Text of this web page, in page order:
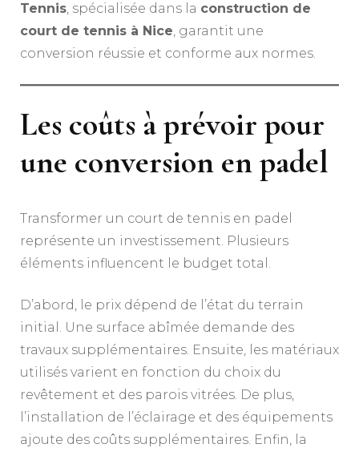
Tennis , spécialisée dans la construction de
court de tennis à Nice , garantit une
conversion réussie et conforme aux normes.
Les coûts à prévoir pour
une conversion en padel
Transformer un court de tennis en padel
représente un investissement. Plusieurs
éléments influencent le budget total.
D’abord, le prix dépend de l’état du terrain
initial. Une surface abîmée demande des
travaux supplémentaires. Ensuite, les matériaux
utilisés varient en fonction du choix du
revêtement et des parois vitrées. De plus,
l’installation de l’éclairage et des équipements
ajoute des coûts supplémentaires. Enfin, la